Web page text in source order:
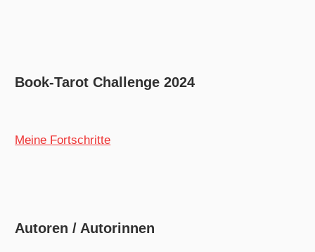
Book-Tarot Challenge 2024
Meine Fortschritte
Autoren / Autorinnen